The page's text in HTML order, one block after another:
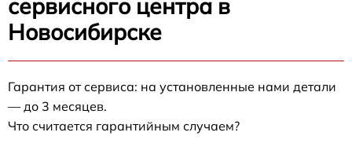
сервисного центра в
Новосибирске
Гарантия от сервиса: на установленные нами детали
— до 3 месяцев.
Что считается гарантийным случаем?